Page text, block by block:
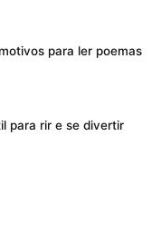
para ler poemas
para rir e se divertir